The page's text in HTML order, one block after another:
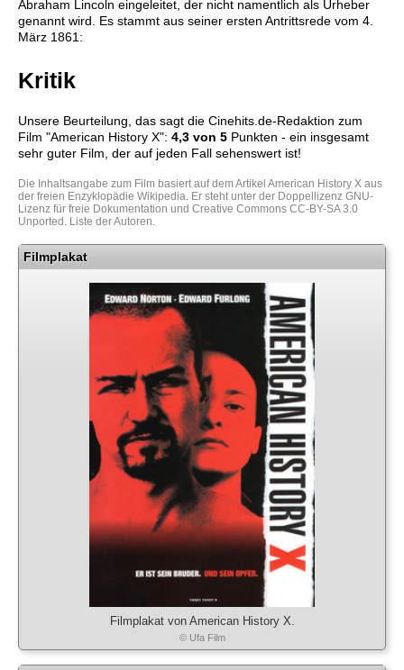
Abraham Lincoln eingeleitet, der nicht namentlich als Urheber
genannt wird. Es stammt aus seiner ersten Antrittsrede vom 4.
März 1861:
Kritik
Unsere Beurteilung, das sagt die Cinehits.de-Redaktion zum
Film "American History X": 4,3 von 5 Punkten - ein insgesamt
sehr guter Film, der auf jeden Fall sehenswert ist!
Die Inhaltsangabe zum Film basiert auf dem Artikel American History X aus
der freien Enzyklopädie Wikipedia . Er steht unter der Doppellizenz GNU-
Lizenz für freie Dokumentation und Creative Commons CC-BY-SA 3.0
Unported Liste der Autoren
Filmplakat
Filmplakat von American History X.
© Ufa Film